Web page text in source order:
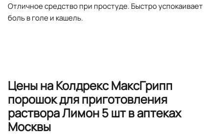
Отличное средство при простуде. Быстро успокаивает
боль в голе и кашель.
Цены на Колдрекс МаксГрипп
порошок для приготовления
раствора Лимон 5 шт в аптеках
Москвы